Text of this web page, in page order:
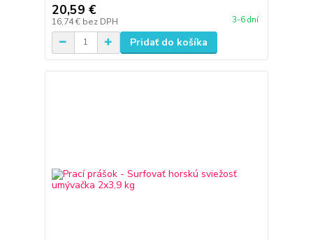
20,59 €
16,74 € bez DPH 3-6 dní
Pridať do košíka